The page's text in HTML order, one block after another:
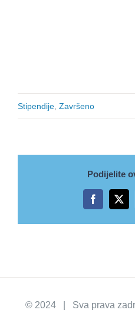
Stipendije, Završeno
Podijelite
Facebook
X
© 2024 | Sva prava